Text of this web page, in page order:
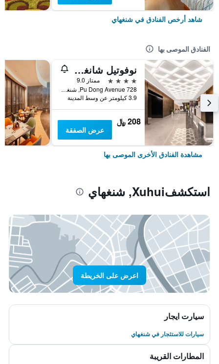
شاهد أرخص الفنادق في شنغهاي
الفنادق الموصى بها
نوفوتيل شانغهاي أتلانتس
4 نجوم
ممتاز 9.0
728 Pu Dong Avenue, شنغهاي, الصين
3.9 كيلومتر عن وسط المدينة
208 ﷼
عرض الصفقة
مشاهدة الفنادق الأخرى الموصى بها
استكشفXuhui, شنغهاي
اعرض على الخريطة
سيارت ايجار
سيارات للاستئجار في شنغهاي
المطارات القريبة